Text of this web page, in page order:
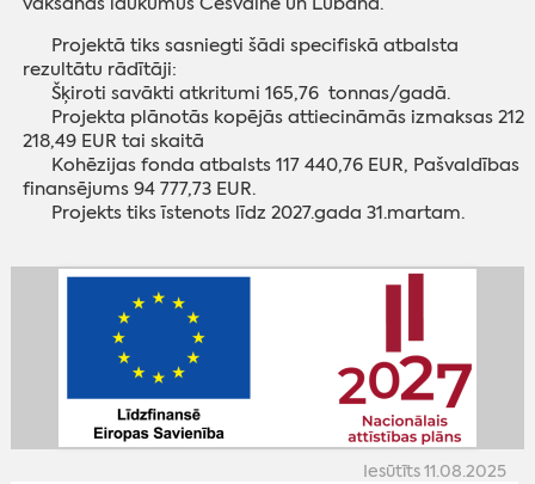
Projektā tiks sasniegti šādi specifiskā atbalsta
rezultātu rādītāji:
Šķiroti savākti atkritumi 165,76 tonnas/gadā.
Projekta plānotās kopējās attiecināmās izmaksas 212
218,49 EUR tai skaitā
Kohēzijas fonda atbalsts 117 440,76 EUR, Pašvaldības
finansējums 94 777,73 EUR.
Projekts tiks īstenots līdz 2027.gada 31.martam.
Iesūtīts 11.08.2025